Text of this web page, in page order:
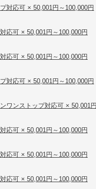
対応可 × 50,001円～100,000円
応可 × 50,001円～100,000円
応可 × 50,001円～100,000円
対応可 × 50,001円～100,000円
ワンストップ対応可 × 50,001
応可 × 50,001円～100,000円
応可 × 50,001円～100,000円
応可 × 50,001円～100,000円